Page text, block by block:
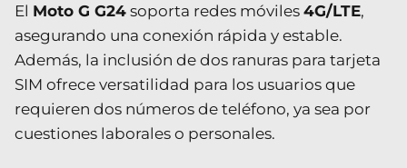
El Moto G G24 soporta redes móviles 4G/LTE,
asegurando una conexión rápida y estable.
Además, la inclusión de dos ranuras para tarjeta
SIM ofrece versatilidad para los usuarios que
requieren dos números de teléfono, ya sea por
cuestiones laborales o personales.